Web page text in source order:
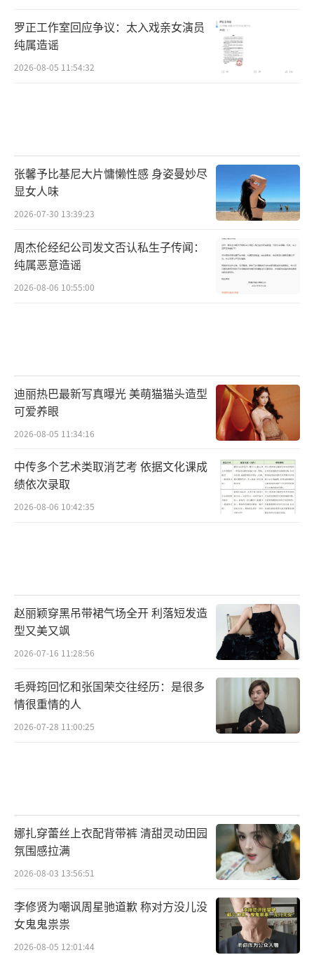
罗正工作室回应争议：太入戏亲女演员
纯属造谣
2026-08-05 11:54:32
张馨予比基尼大片慵懒性感 身姿曼妙尽
显女人味
2026-07-30 13:39:23
周杰伦经纪公司发文否认私生子传闻：
纯属恶意造谣
2026-08-06 10:55:00
迪丽热巴最新写真曝光 美萌猫猫头造型
可爱养眼
2026-08-05 11:34:16
中传多个艺术类取消艺考 依据文化课成
绩依次录取
2026-08-06 10:42:35
赵丽颖穿黑吊带裙气场全开 利落短发造
型又美又飒
2026-07-16 11:28:56
毛舜筠回忆和张国荣交往经历：是很多
情很重情的人
2026-07-28 11:00:25
娜扎穿蕾丝上衣配背带裤 清甜灵动田园
氛围感拉满
2026-08-03 13:56:51
李修贤为嘲讽周星驰道歉 称对方没儿没
女鬼鬼祟祟
2026-08-05 12:01:44